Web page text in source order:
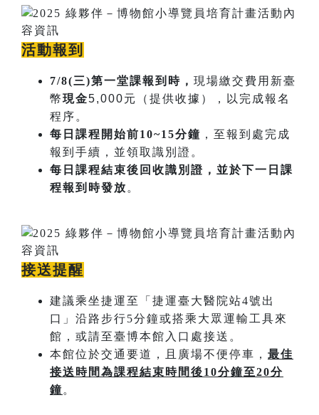
活動報到
7/8(三)第一堂課報到時， 現場繳交費用新臺
幣現金5,000元（提供收據），以完成報名
程序。
每日課程開始​前10~15分鐘 ，至報到處完成
報到手續，並領取識別證。
每日課程結束後回收識別證，並於下一日課
程報到時發放 。
接送提醒
建議乘坐捷運至「捷運臺大醫院站4號出
口」沿路步行5分鐘或搭乘大眾運輸工具來
館，或請至臺博本館入口處接送。
本館位於交通要道，且廣場不便停車， 最佳
接送時間為課程結束時間後10分鐘至20分
鐘。